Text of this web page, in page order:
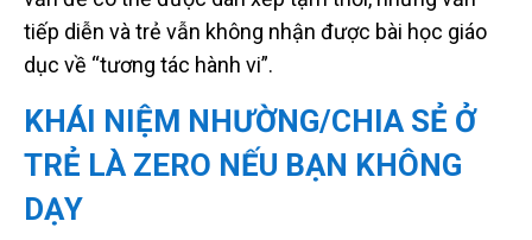
tiếp diễn và trẻ vẫn không nhận được bài học giáo
dục về “tương tác hành vi”.
KHÁI NIỆM NHƯỜNG/CHIA SẺ Ở
TRẺ LÀ ZERO NẾU BẠN KHÔNG
DẠY